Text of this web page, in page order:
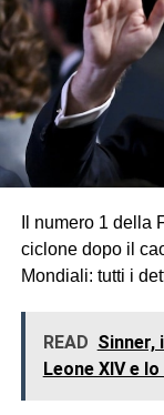
Il numero 1 della
ciclone dopo il
Mondiali: tutti i
READ Sinner,
Leone XIV e